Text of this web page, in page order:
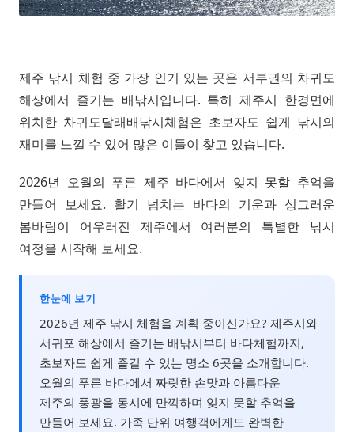
제주 낚시 체험 중 가장 인기 있는 곳은 서부권의 차귀도
해상에서 즐기는 배낚시입니다. 특히 제주시 한경면에
위치한 차귀도달래배낚시체험은 초보자도 쉽게 낚시의
재미를 느낄 수 있어 많은 이들이 찾고 있습니다.
2026년 오월의 푸른 제주 바다에서 잊지 못할 추억을
만들어 보세요. 활기 넘치는 바다의 기운과 싱그러운
봄바람이 어우러진 제주에서 여러분의 특별한 낚시
여정을 시작해 보세요.
한눈에 보기
2026년 제주 낚시 체험을 계획 중이신가요? 제주시와
서귀포 해상에서 즐기는 배낚시부터 바다체험까지,
초보자도 쉽게 즐길 수 있는 명소 6곳을 소개합니다.
오월의 푸른 바다에서 짜릿한 손맛과 아름다운
제주의 풍광을 동시에 만끽하며 잊지 못할 추억을
만들어 보세요. 가족 단위 여행객에게도 완벽한